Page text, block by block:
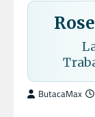
ButacaMax